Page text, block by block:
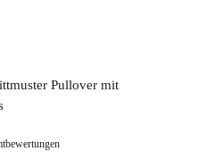
Pullover mit